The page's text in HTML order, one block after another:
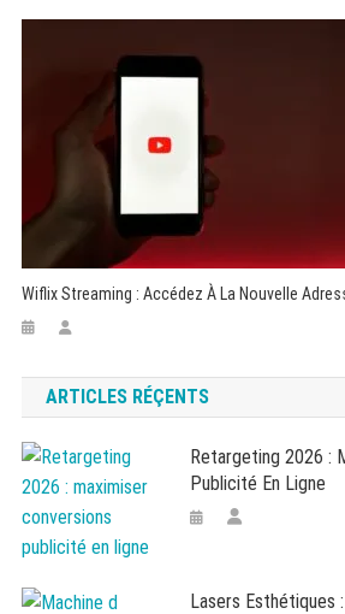
Wiflix Streaming : Accédez À La Nouvelle
ARTICLES RÉÇENTS
Retargeting 2026 :
Publicité En Ligne
Lasers Esthétiques